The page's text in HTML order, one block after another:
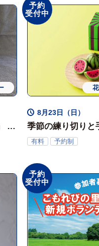
※
予約
受付中
8月23日（日）
季節の練り切りと
有料 予約制
予約
受付中